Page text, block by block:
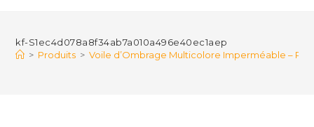
kf-S1ec4d078a8f34ab7a010a496e40ec1aep
> Produits > Voile d’Ombrage Multicolore Imperméable –